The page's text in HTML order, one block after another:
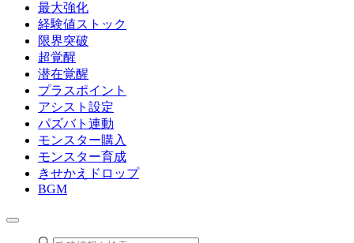
最大強化
経験値ストック
限界突破
超覚醒
潜在覚醒
プラスポイント
アシスト設定
パズバト連動
モンスター購入
モンスター育成
きせかえドロップ
BGM